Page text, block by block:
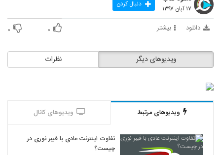
۱۷ آبان ۱۳۹۷ دنبال کردن
دانلود بیشتر ۰ ۰
نظرات ویدیوهای دیگر
ویدیوهای مرتبط ویدیوهای کانال
تفاوت اینترنت عادی با فیبر نوری در
چیست؟